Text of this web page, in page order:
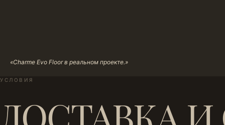
«Charme Evo Floor в реальном проекте.»
УСЛОВИЯ